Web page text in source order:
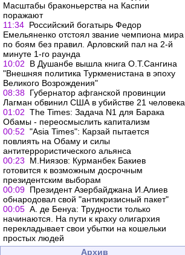
Масштабы браконьерства на Каспии
поражают
11:34 Российский богатырь Федор
Емельяненко отстоял звание чемпиона мира
по боям без правил. Арловский пал на 2-й
минуте 1-го раунда
10:02
В Душанбе вышла книга О.Т.Сангина
"Внешняя политика Туркменистана в эпоху
Великого Возрождения"
08:38 Губернатор афганской провинции
Лагман обвинил США в убийстве 21 человека
01:02 The Times: Задача N1 для Барака
Обамы - переосмыслить капитализм
00:52 "Asia Times": Карзай пытается
повлиять на Обаму и силы
антитеррористического альянса
00:23
М.Ниязов: Курманбек Бакиев
готовится к возможным досрочным
президентским выборам
00:09 Президент Азербайджана И.Алиев
обнародовал свой "антикризисный пакет"
00:05 А. де Бенуа: Трудности только
начинаются. На пути к краху олигархия
перекладывает свои убытки на кошельки
простых людей
Архив